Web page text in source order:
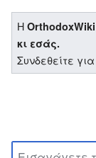
Η
κι εσάς.
Συνδεθείτε